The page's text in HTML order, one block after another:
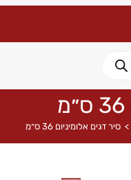
> סיר דגים אלומיניום 36 ס״מ